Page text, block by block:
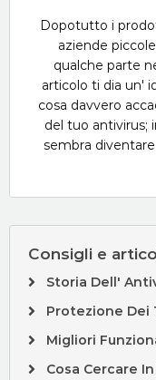
Dopotutto i
aziende
qualche parte
articolo ti dia un'
cosa davvero
del tuo antivirus;
sembra
Consigli e
Storia Dell'
Protezione Dei
Migliori
Cosa Cercare